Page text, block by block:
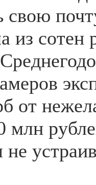
свою
из сотен
от
млн